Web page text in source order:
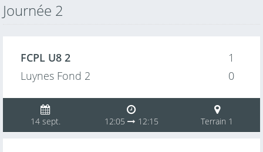
Journée 2
FCPL U8 2
Luynes Fond 2
1
0
14 sept. 12:05 12:15 Terrain 1